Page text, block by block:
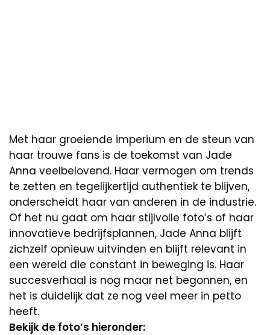
Met haar groeiende imperium en de steun van
haar trouwe fans is de toekomst van Jade
Anna veelbelovend. Haar vermogen om trends
te zetten en tegelijkertijd authentiek te blijven,
onderscheidt haar van anderen in de industrie.
Of het nu gaat om haar stijlvolle foto’s of haar
innovatieve bedrijfsplannen, Jade Anna blijft
zichzelf opnieuw uitvinden en blijft relevant in
een wereld die constant in beweging is. Haar
succesverhaal is nog maar net begonnen, en
het is duidelijk dat ze nog veel meer in petto
heeft.
Bekijk de foto’s hieronder: